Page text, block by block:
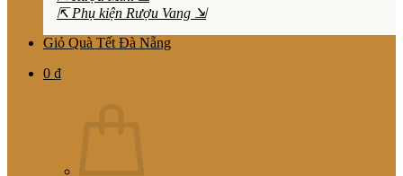
⇱ Phụ kiện Rượu Vang ⇲
Giỏ Quà Tết Đà Nẵng
0 ₫